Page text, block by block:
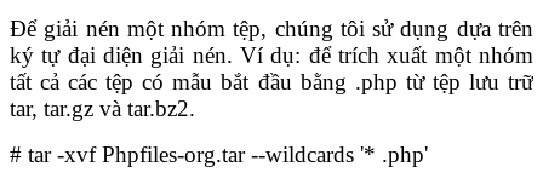
Để giải nén một nhóm tệp, chúng tôi sử dụng dựa trên
ký tự đại diện giải nén. Ví dụ: để trích xuất một nhóm
tất cả các tệp có mẫu bắt đầu bằng .php từ tệp lưu trữ
tar, tar.gz và tar.bz2.
# tar -xvf Phpfiles-org.tar --wildcards '* .php'